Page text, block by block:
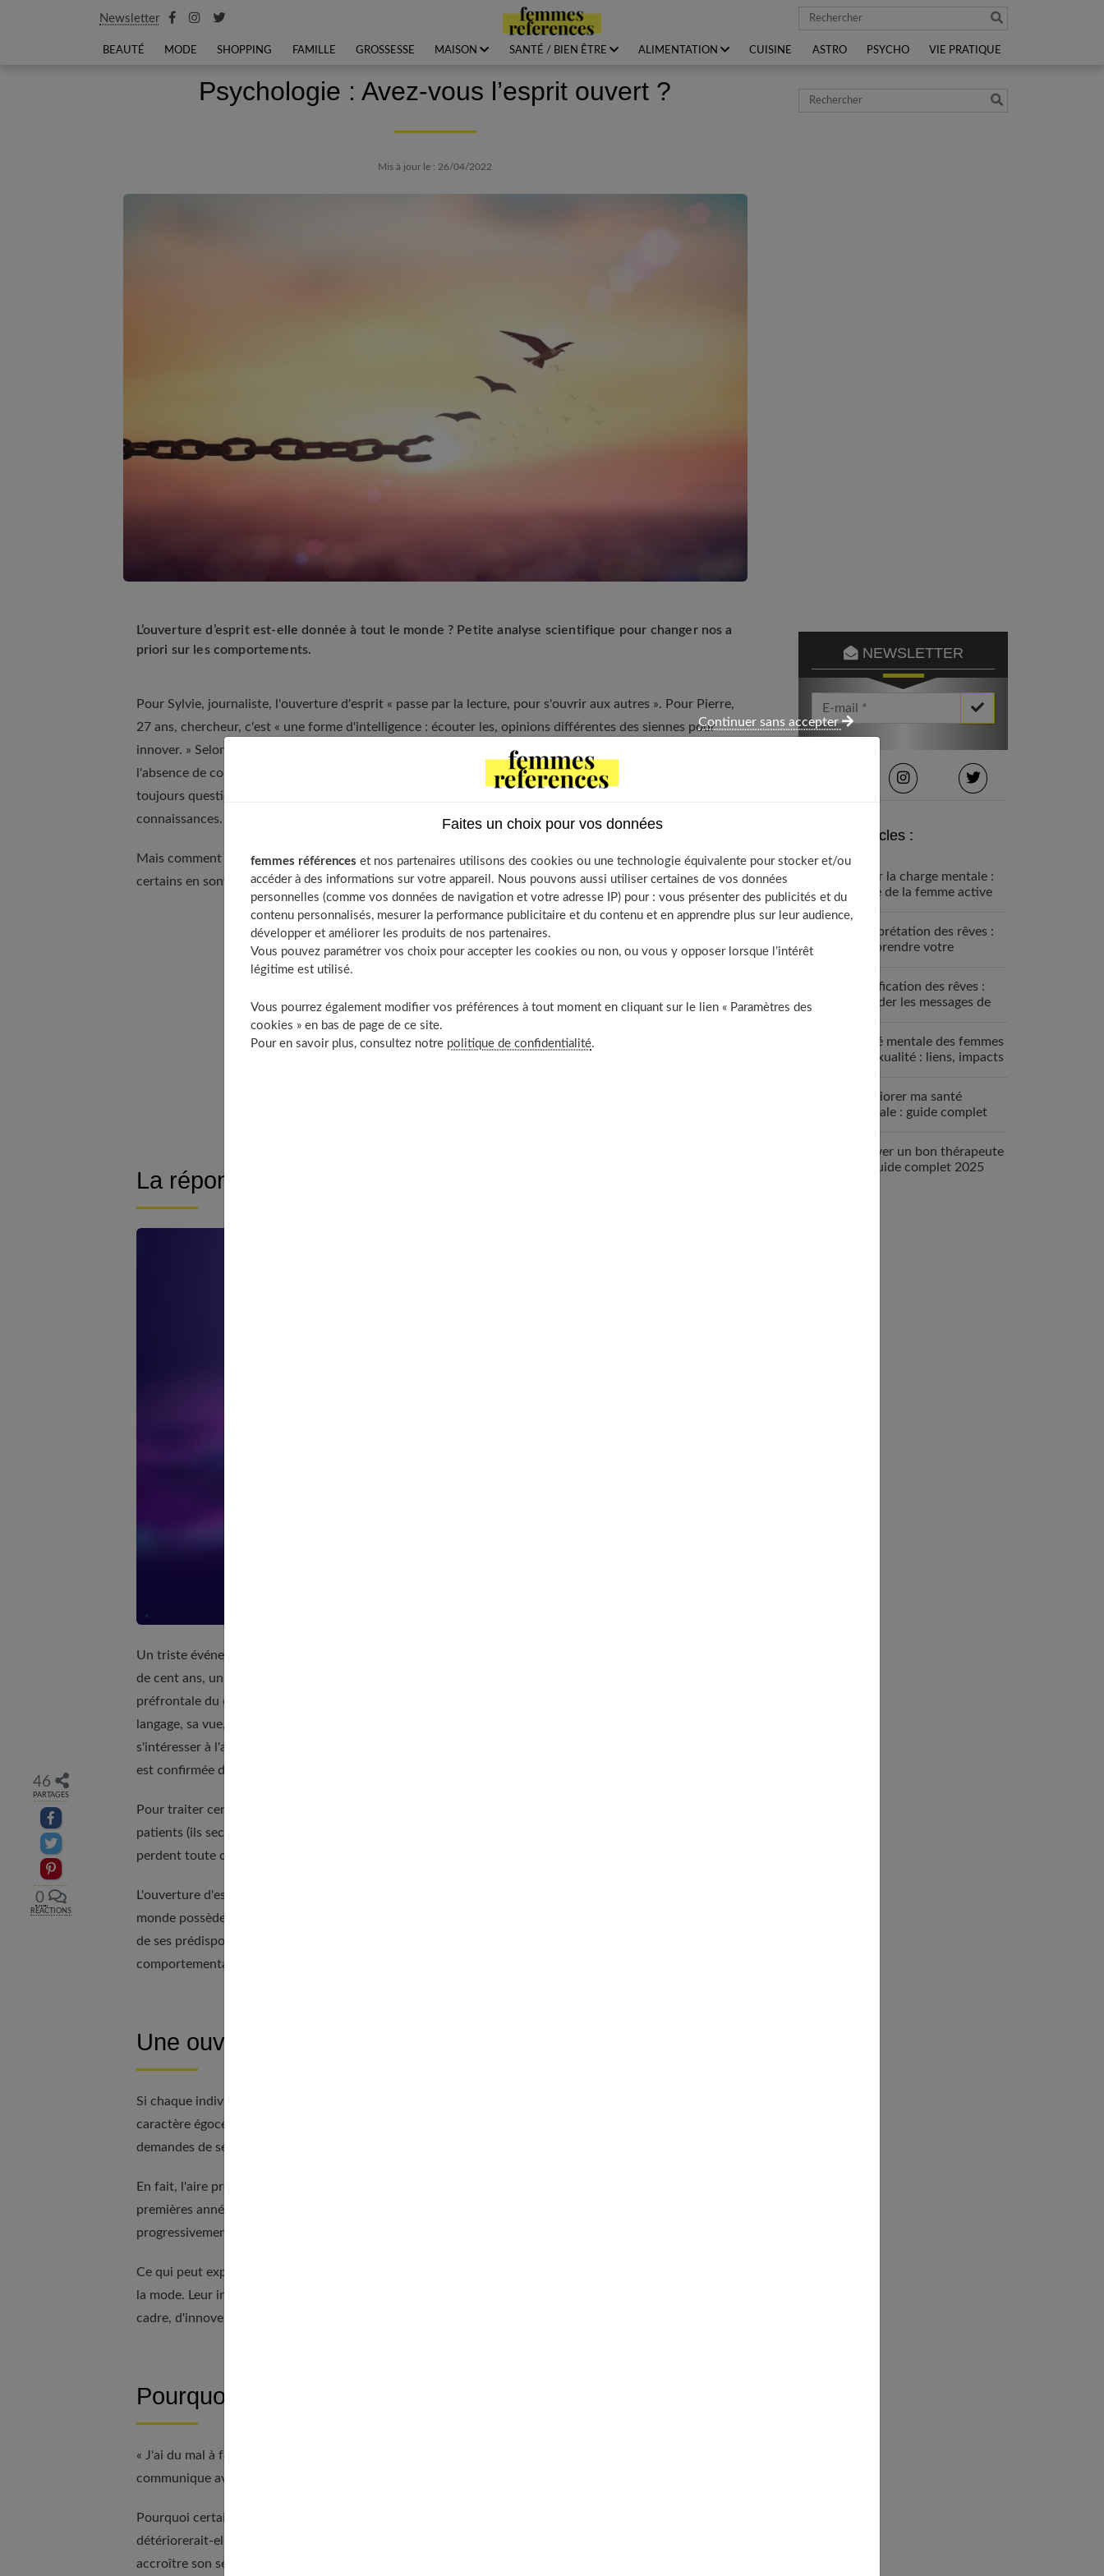
Newsletter Rechercher
BEAUTÉ MODE SHOPPING FAMILLE GROSSESSE MAISON SANTÉ / BIEN ÊTRE ALIMENTATION CUISINE ASTRO PSYCHO VIE PRATIQUE
Psychologie : Avez-vous l’esprit ouvert ?
Mis à jour le : 26/04/2022
L’ouverture d’esprit est-elle donnée à tout le monde ? Petite analyse scientifique pour changer nos a
priori sur les comportements.
46
PARTAGES
Partager sur facebook
Partager sur Twitter
Epingler sur Pinterest
0
RÉACTIONS
Pour Sylvie, journaliste, l'ouverture d'esprit « passe par la lecture, pour s'ouvrir aux autres ». Pour Pierre,
27 ans, chercheur, c'est « une forme d'intelligence : écouter les, opinions différentes des siennes pour
innover. » Selon Juliette, 14 ans : « Que mes parents me fassent confiance », pour Suzanne, 83 ans, «
l'absence de conflits », et pour Sophie Boulier, sociologue, «la curiosité ». Si les définitions varient, il est
toujours question "d'un rapport à l'autre ou au monde", pour améliorer les relations et ses
connaissances.
Mais comment l'ouverture d'esprit apparaît-elle ? Est-elle innée ou le fruit d'une éducation ? Pourquoi
certains en sont dotés et d'autres non ?
Table of Contents
La réponse est scientifique !
Pourquoi une rigidité mentale s’installe avec l’âge ?
C’est bon pour la santé
La réponse est scientifique !
Un triste événement apporte la preuve scientifique d'une zone cérébrale de l'ouverture d'esprit y a plus
de cent ans, un ouvrier américain reçoit une barre à mine sur la tête qui lui détruit toute la partie
préfrontale du caveau. Pourtant, il ne présente pas de séquelle neurologique après l’accident : son
langage, sa vue, son audition et sa motricité sont intacts. Or, chose étrange : il perd sa capacité à
s'intéresser à l'autre, à tout ce qui est inconnu. Bref, il n'a plus d'ouverture d'esprit ! Cette découverte
est confirmée dans les années 1930.
Pour traiter certaines pathologies mentales, des scientifiques procèdent à des lobotomies sur leurs
patients (ils sectionnent certaines fibres qui relient le lobe frontal au reste du cerveau). Les patients
perdent toute curiosité intellectuelle.
L'ouverture d'esprit est donc cérébrale et plus précisément préfrontale. Ce qui signifie que « tout le
monde possède le potentiel cérébral pour être ouvert. A chacun d'apprendre à le développer en fonction
de ses prédispositions culturelles et de sa motivation », explique le Dr Franck Boulanger,
comportementaliste.
Une ouverture progressive au monde
Si chaque individu possède le capital ouverture d'esprit" à la naissance, alors comment expliquer le
caractère égocentrique du jeune enfant, qui refuse de prêter ses jouets, qui n'est pas sensible aux
demandes de ses parents ou aux désirs de ses pairs ?
En fait, l'aire préfrontale n'est pas pleinement efficace dès la naissance, mais se développe pendant les
premières années de la vie : de manière intensive jusqu'à l'âge de sept-huit ans (l'âge de raison !), puis
progressivement jusqu'à l'âge de 25 ans environ.
Ce qui peut expliquer la violence de certains adolescents, leur forte suggestibilité, ou leur dépendance à
la mode. Leur intelligence innovante n'est pas encore totalement mature pour leur pennettre de sortir du
cadre, d'innover ou de dépasser certains conflits.
Pourquoi une rigidité mentale s’installe avec l’âge ?
« J'ai du mal à faire accepter certaines idées à Mamie, témoigne Juliette, 14 ans. Quand je lui dis que je
communique avec mes copains par ordinateur, elle dit que suis folle !»
Pourquoi certains de nos aînés peuvent-ils se montrer réfractaires au changement ? L'aire préfrontale se
détériorerait-elle avec l'âge ? Pas du tout. En fait, l'expérience acquise par un individu avec l'âge peut
accroître son sentiment de compétence et ses certitudes.
Rechercher
NEWSLETTER
Votre Email *
Derniers articles :
Gérer la charge mentale :
guide de la femme active
Interprétation des rêves :
comprendre votre
Signification des rêves :
décoder les messages de
Santé mentale des femmes
et sexualité : liens, impacts
Améliorer ma santé
mentale : guide complet
Trouver un bon thérapeute
: le guide complet 2025
Faites un choix pour vos données
femmes références et nos partenaires utilisons des cookies ou une technologie équivalente pour stocker et/ou
accéder à des informations sur votre appareil. Nous pouvons aussi utiliser certaines de vos données
personnelles (comme vos données de navigation et votre adresse IP) pour : vous présenter des publicités et du
contenu personnalisés, mesurer la performance publicitaire et du contenu et en apprendre plus sur leur audience,
développer et améliorer les produits de nos partenaires.
Vous pouvez paramétrer vos choix pour accepter les cookies ou non, ou vous y opposer lorsque l’intérêt
légitime est utilisé.
Vous pourrez également modifier vos préférences à tout moment en cliquant sur le lien « Paramètres des
cookies » en bas de page de ce site.
Pour en savoir plus, consultez notre politique de confidentialité.
Continuer sans accepter